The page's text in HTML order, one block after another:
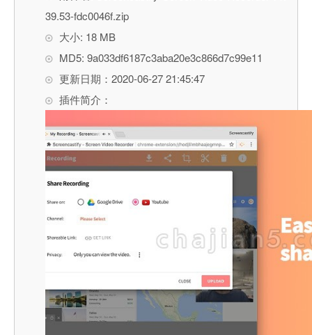
39.53-fdc0046f.zip
大小: 18 MB
MD5: 9a033df6187c3aba20e3c866d7c99e11
更新日期：2020-06-27 21:45:47
插件简介：